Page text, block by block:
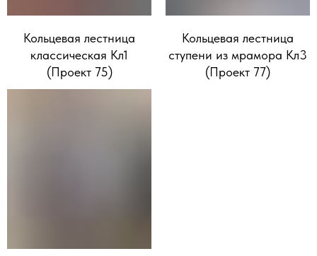
Кольцевая лестница
классическая Кл1
(Проект 75)
Кольцевая лестница
ступени из мрамора Кл3
(Проект 77)